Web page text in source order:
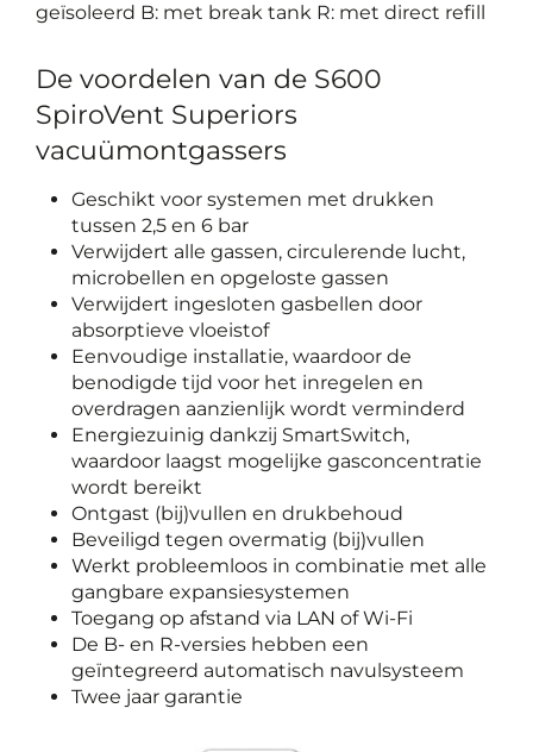
geïsoleerd B: met break tank R: met direct refill
De voordelen van de S600
SpiroVent Superiors
vacuümontgassers
Geschikt voor systemen met drukken
tussen 2,5 en 6 bar
Verwijdert alle gassen, circulerende lucht,
microbellen en opgeloste gassen
Verwijdert ingesloten gasbellen door
absorptieve vloeistof
Eenvoudige installatie, waardoor de
benodigde tijd voor het inregelen en
overdragen aanzienlijk wordt verminderd
Energiezuinig dankzij SmartSwitch,
waardoor laagst mogelijke gasconcentratie
wordt bereikt
Ontgast (bij)vullen en drukbehoud
Beveiligd tegen overmatig (bij)vullen
Werkt probleemloos in combinatie met alle
gangbare expansiesystemen
Toegang op afstand via LAN of Wi-Fi
De B- en R-versies hebben een
geïntegreerd automatisch navulsysteem
Twee jaar garantie